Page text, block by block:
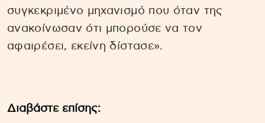
συγκεκριμένο μηχανισμό που όταν της
ανακοίνωσαν ότι μπορούσε να τον
αφαιρέσει, εκείνη δίστασε».
Διαβάστε επίσης: